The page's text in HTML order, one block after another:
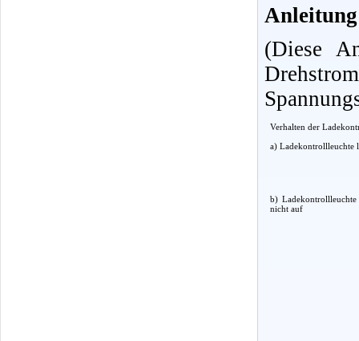
(Diese
Verhalten der
a) Ladekontrollleuchte
b)
nicht auf